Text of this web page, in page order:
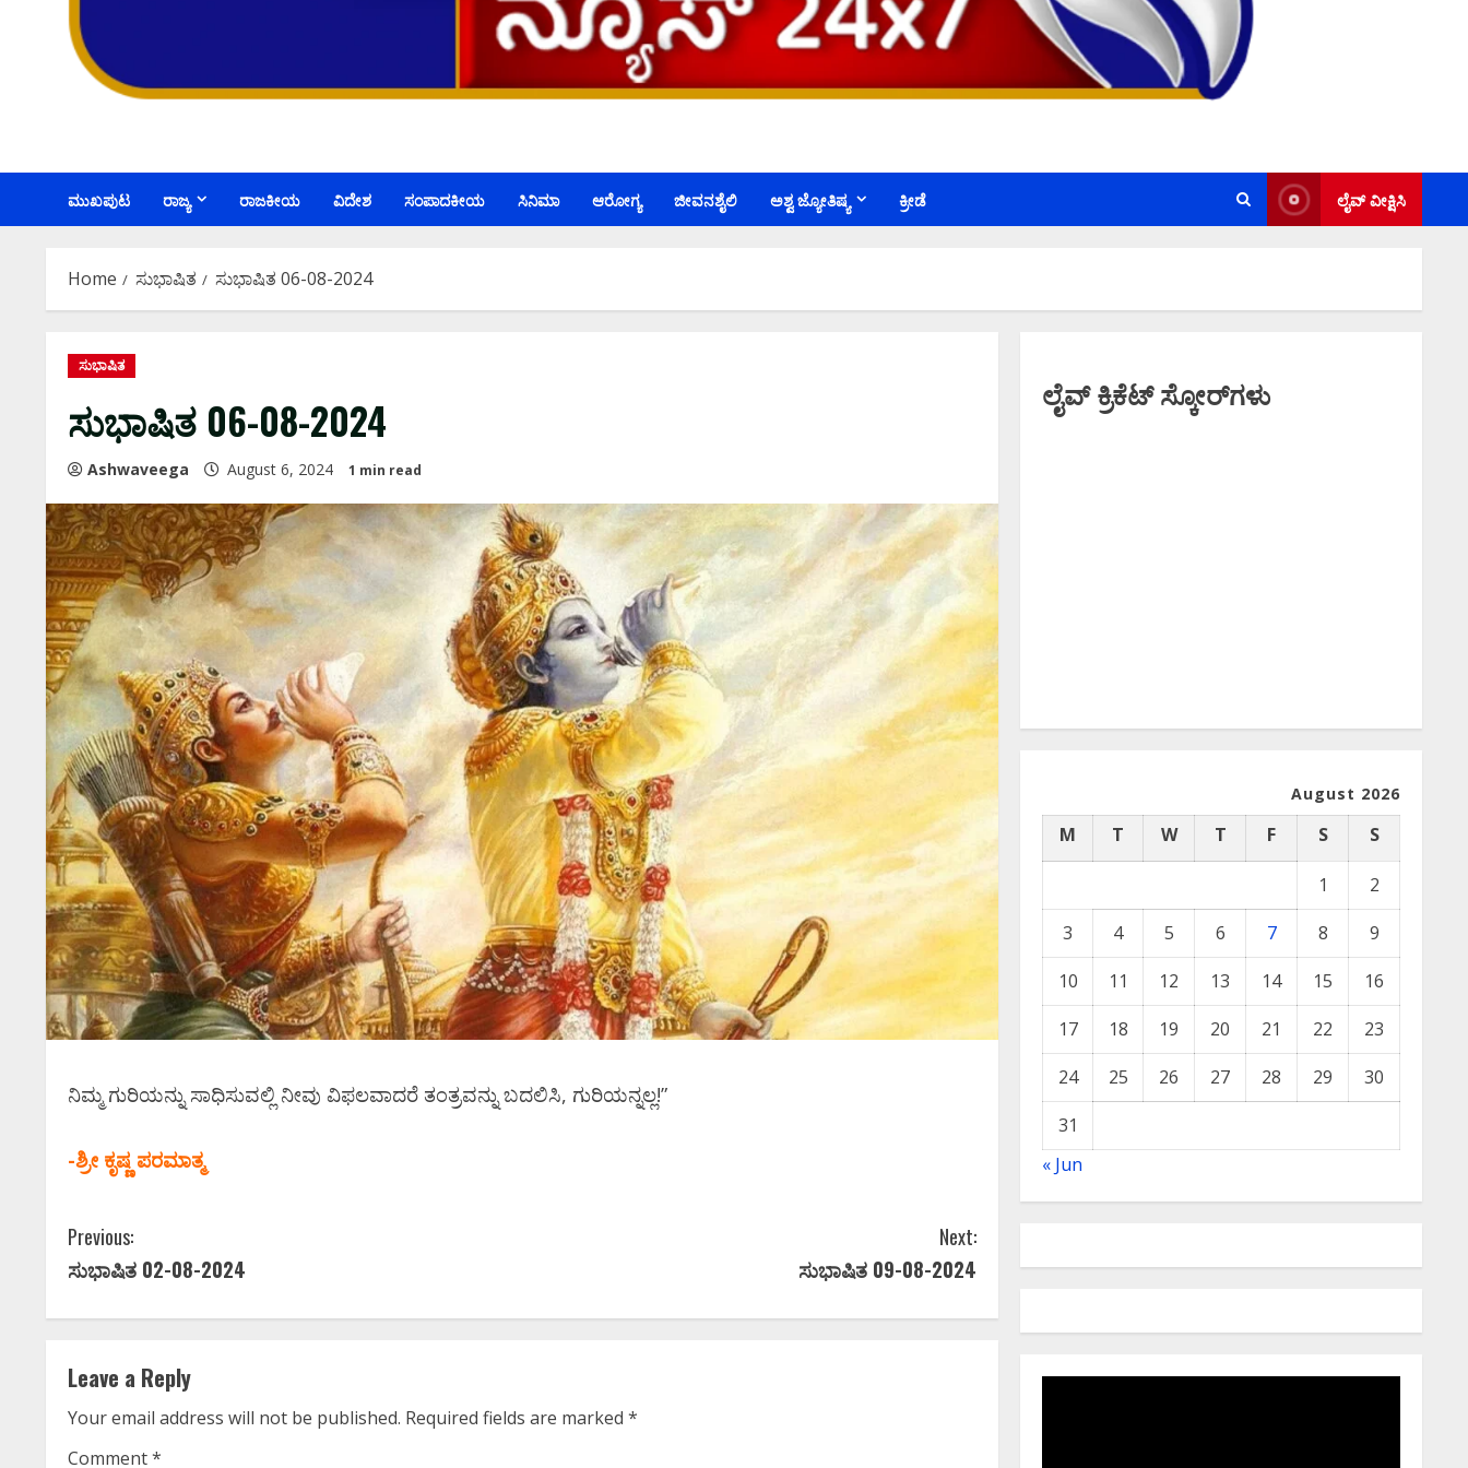
ಮುಖಪುಟ ರಾಜ್ಯ ರಾಜಕೀಯ ವಿದೇಶ ಸಂಪಾದಕೀಯ ಸಿನಿಮಾ ಆರೋಗ್ಯ ಜೀವನಶೈಲಿ ಅಶ್ವ ಜ್ಯೋತಿಷ್ಯ ಕ್ರೀಡೆ ಲೈವ್ ವೀಕ್ಷಿಸಿ
Home ಸುಭಾಷಿತ ಸುಭಾಷಿತ 06-08-2024
ಸುಭಾಷಿತ
ಸುಭಾಷಿತ 06-08-2024
Ashwaveega August 6, 2024 1 min read
ನಿಮ್ಮ ಗುರಿಯನ್ನು ಸಾಧಿಸುವಲ್ಲಿ ನೀವು ವಿಫಲವಾದರೆ ತಂತ್ರವನ್ನು ಬದಲಿಸಿ, ಗುರಿಯನ್ನಲ್ಲ!”
-ಶ್ರೀ ಕೃಷ್ಣ ಪರಮಾತ್ಮ
C
o
n
t
i
Previous:
ಸುಭಾಷಿತ 02-08-2024
Next:
ಸುಭಾಷಿತ 09-08-2024
Leave a Reply
Your email address will not be published. Required fields are marked *
Comment*
ಲೈವ್ ಕ್ರಿಕೆಟ್ ಸ್ಕೋರ್‌ಗಳು
August 2026
M T W T F S S
1
2
3
4 5 6 7 8
9
10
11 12 13 14 15
16
17
18 19 20 21 22
23
24
25 26 27 28 29
30
31
« Jun